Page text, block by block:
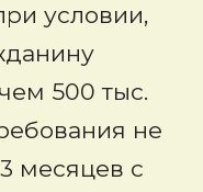
условии,
500 тыс.
не
месяцев с